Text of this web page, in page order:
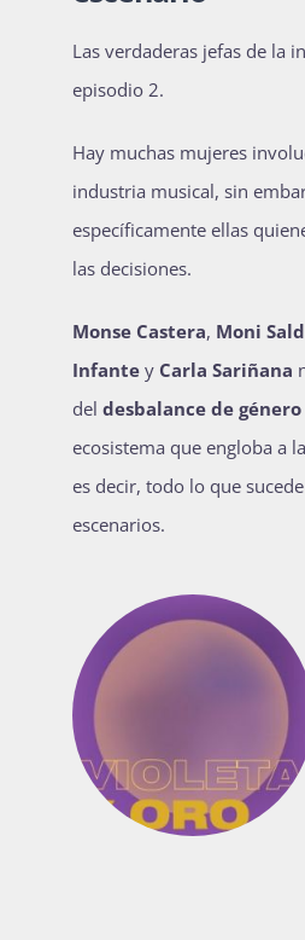
Bienvenida
Las verdaderas jefas de la
episodio 2.
Hay muchas mujeres
industria musical, sin
específicamente ellas
las decisiones.
Monse Castera, Moni
Infante y Carla Sariñana
del desbalance de género
ecosistema que engloba a
es decir, todo lo que
escenarios.